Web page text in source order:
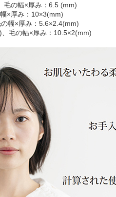
毛の幅×厚み：6.5 (mm)
×厚み：10×3(mm)
幅×厚み：5.6×2.4(mm)
毛の幅×厚み：10.5×2(mm)